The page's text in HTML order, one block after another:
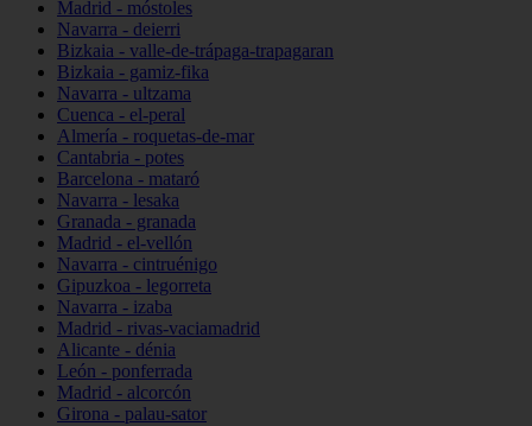
Madrid - móstoles
Navarra - deierri
Bizkaia - valle-de-trápaga-trapagaran
Bizkaia - gamiz-fika
Navarra - ultzama
Cuenca - el-peral
Almería - roquetas-de-mar
Cantabria - potes
Barcelona - mataró
Navarra - lesaka
Granada - granada
Madrid - el-vellón
Navarra - cintruénigo
Gipuzkoa - legorreta
Navarra - izaba
Madrid - rivas-vaciamadrid
Alicante - dénia
León - ponferrada
Madrid - alcorcón
Girona - palau-sator